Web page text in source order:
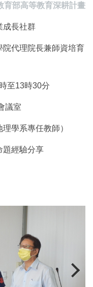
育部高等教育深耕計畫
成長社群
代理院長兼師資培育
至13時30分
議室
學系專任教師）
經驗分享